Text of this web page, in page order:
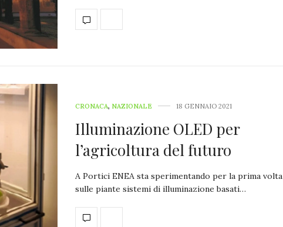
CRONACA, NAZIONALE 18 GENNAIO 2021
Illuminazione OLED per
l’agricoltura del futuro
A Portici ENEA sta sperimentando per la prima volta
sulle piante sistemi di illuminazione basati…